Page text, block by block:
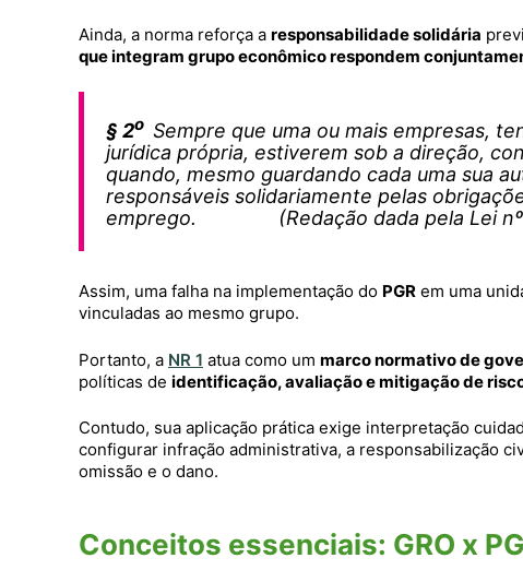
Ainda, a norma reforça a responsabilidade solidária
que integram grupo econômico respondem
§ 2o Sempre que uma ou mais empresas,
jurídica própria, estiverem sob a direção,
quando, mesmo guardando cada uma sua
responsáveis solidariamente pelas
emprego. (Redação dada pela Lei
Assim, uma falha na implementação do PGR em uma
vinculadas ao mesmo grupo.
Portanto, a NR 1 atua como um marco normativo de
políticas de identificação, avaliação e mitigação de
Contudo, sua aplicação prática exige interpretação
configurar infração administrativa, a responsabilização
omissão e o dano.
Conceitos essenciais: GRO x